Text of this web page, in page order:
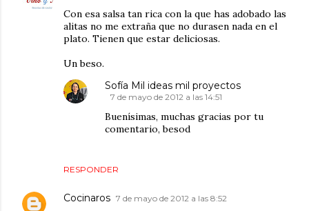
Con esa salsa tan rica con la que has adobado las
alitas no me extraña que no durasen nada en el
plato. Tienen que estar deliciosas.
Un beso.
RESPONDER
Sofía Mil ideas mil proyectos
7 de mayo de 2012 a las 14:51
Buenísimas, muchas gracias por tu
comentario, besod
Cocinaros 7 de mayo de 2012 a las 8:52